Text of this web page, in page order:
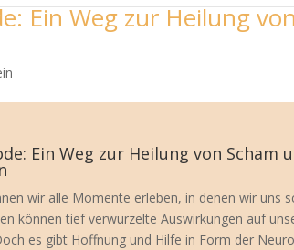
Ein Weg zur Heilung
Ein Weg zur Heilung von Scham
wir alle Momente erleben, in denen wir uns
können tief verwurzelte Auswirkungen auf
es gibt Hoffnung und Hilfe in Form der